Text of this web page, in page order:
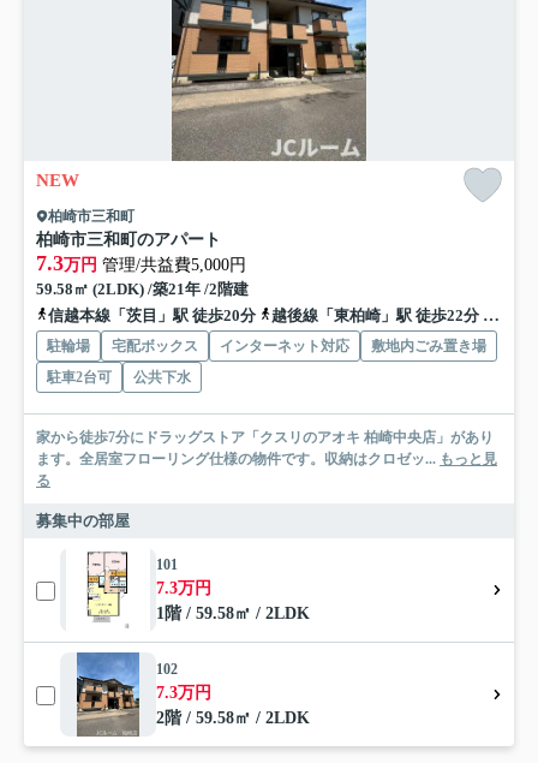
NEW
柏崎市三和町
柏崎市三和町のアパート
7.3万円 管理/共益費5,000円
59.58㎡ (2LDK) /築21年 /2階建
信越本線「茨目」駅 徒歩20分
越後線「東柏崎」駅 徒歩22分 信越
駐輪場 宅配ボックス インターネット対応
敷地内ごみ置き場
駐車2台可
公共下水
家から徒歩7分にドラッグストア「クスリのアオキ 柏崎中央店」があり
ます。全居室フローリング仕様の物件です。収納はクロゼッ... もっと見
る
募集中の部屋
101
7.3万円
1階 / 59.58㎡ / 2LDK
102
7.3万円
2階 / 59.58㎡ / 2LDK